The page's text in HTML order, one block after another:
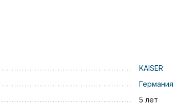
KAISER
Германия
5 лет